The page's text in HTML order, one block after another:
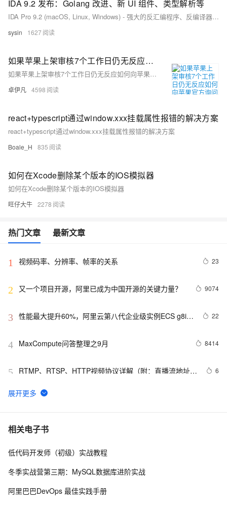
IDA 9.2 发布：Golang 改进、新 UI 组件、类型解析等
IDA Pro 9.2 (macOS, Linux, Windows) - 强大的反汇编程序、反编译器和多功能调试器
sysin 1627
如果苹果上架审核7个工作日仍无反应如何向苹果官方询问进度和提交反馈-App Store Connect方式和发送邮件询问方式-优雅草卓伊凡
如果苹果上架审核7个工作日仍无反应如何向苹果官方询问进度和提交反馈-App Store Connect方式和发送邮件询问方式-优雅草卓伊凡
卓伊凡 4598
react+typescript通过window.xxx挂载属性报错的解决方案
react+typescript通过window.xxx挂载属性报错的解决方案
Boale_H 835
如何在Xcode删除某个版本的IOS模拟器
如何在Xcode删除某个版本的IOS模拟器
旺仔大牛 2278
热门文章 最新文章
1 视频码率、分辨率、帧率的关系 23
2 又一个项目开源，阿里已成为中国开源的关键力量？ 9074
3 性能最大提升60%，阿里云第八代企业级实例ECS g8i正
22
4 MaxCompute问答整理之9月 8414
5
RTMP、RTSP、HTTP视频协议详解（附：直播流地址、
6
6
【YOLOv8改进 - 注意力机制】Triplet Attention：轻量
7 Python PIL远程命令执行漏洞复现(CVE-2017-8291
8 新年快乐 ~
相关电子书
低代码开发师（初级）实战教程
冬季实战营第三期：MySQL数据库进阶实战
阿里巴巴DevOps 最佳实践手册